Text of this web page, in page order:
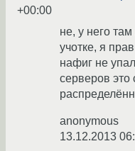
+00:00
не, у него
учотке, я
нафиг не
серверов это
anonymous
13.12.2013